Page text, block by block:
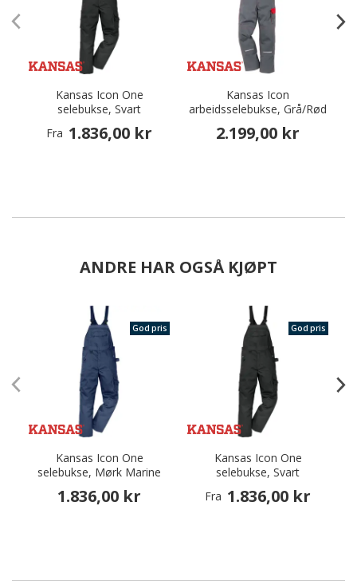
Kansas Icon One
selebukse, Svart
Fra 1.836,00 kr
Kansas Icon
arbeidsselebukse, Grå/Rød
2.199,00 kr
ANDRE HAR OGSÅ KJØPT
God pris
Kansas Icon One
selebukse, Mørk Marine
1.836,00 kr
God pris
Kansas Icon One
selebukse, Svart
Fra 1.836,00 kr